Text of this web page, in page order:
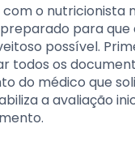
o nutricionista
para
possível.
todos os
do médico que
a avaliação